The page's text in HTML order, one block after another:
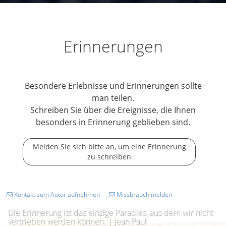
Erinnerungen
Besondere Erlebnisse und Erinnerungen sollte
man teilen.
Schreiben Sie über die Ereignisse, die Ihnen
besonders in Erinnerung geblieben sind.
Melden Sie sich bitte an, um eine Erinnerung
zu schreiben
Die Erinnerung ist das einzige Paradies, aus dem wir nicht
vertrieben werden können. | Jean Paul
Kontakt zum Autor aufnehmen Missbrauch melden